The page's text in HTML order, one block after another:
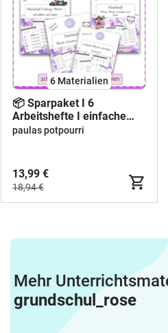
6 Materialien
📦 Sparpaket I 6
Arbeitshefte I einfache
Wörter schreiben
paulas potpourri
13,99 €
18,94 €
Mehr
grundschul_rose